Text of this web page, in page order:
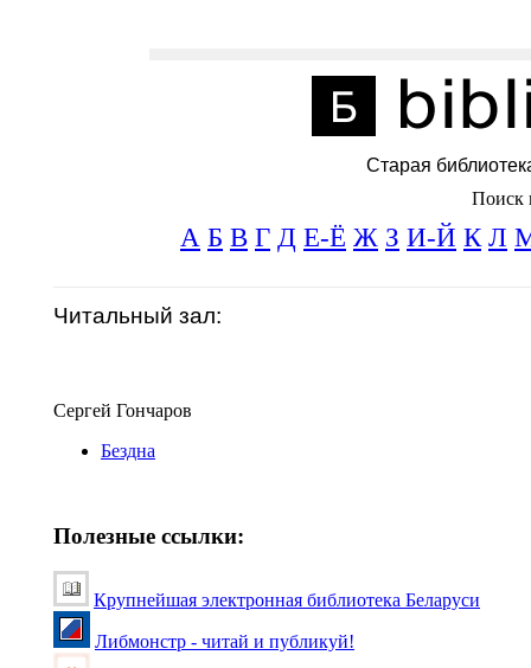
Старая
Поиск
А Б В Г Д Е-Ё Ж З И-Й К Л
Читальный зал:
Сергей Гончаров
Бездна
Полезные ссылки:
Крупнейшая электронная библиотека Беларуси
Либмонстр - читай и публикуй!